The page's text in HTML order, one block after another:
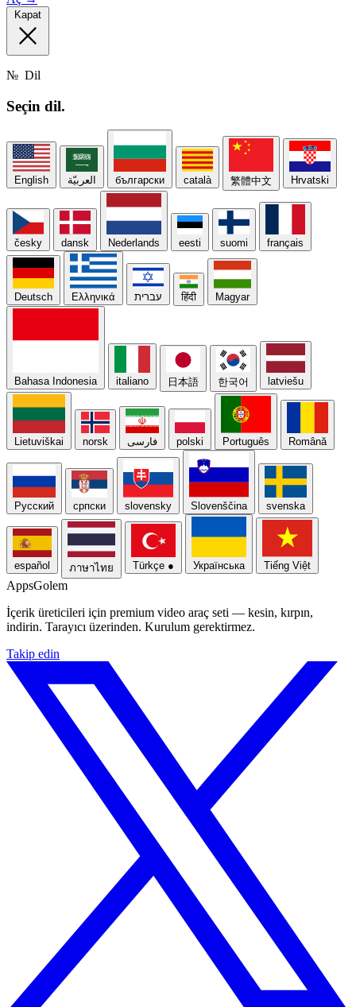
Kapat
№ Dil
Seçin dil.
English العربيّة български català 繁體中文 Hrvatski
česky dansk Nederlands eesti suomi français
Deutsch Ελληνικά עברית हिंदी Magyar
Bahasa Indonesia italiano 日本語 한국어 latviešu
Lietuviškai norsk فارسی polski Português Română
Русский српски slovensky Slovenščina svenska
español ภาษาไทย Türkçe ● Українська Tiếng Việt
AppsGolem
İçerik üreticileri için premium video araç seti — kesin, kırpın,
indirin. Tarayıcı üzerinden. Kurulum gerektirmez.
Takip edin